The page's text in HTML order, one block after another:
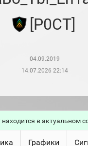
[P0CT]
04.09.2019
14.07.2026 22:14
в актуальном
Графики